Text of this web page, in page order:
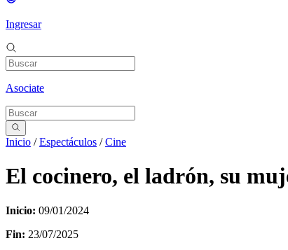
Ingresar
Asociate
Inicio /Espectáculos /Cine
El cocinero, el ladrón, su
Inicio: 09/01/2024
Fin: 23/07/2025